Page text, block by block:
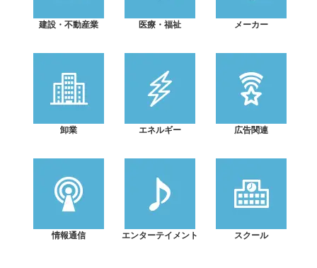
建設・不動産業 医療・福祉 メーカー
卸業 エネルギー 広告関連
情報通信 エンターテイメント スクール